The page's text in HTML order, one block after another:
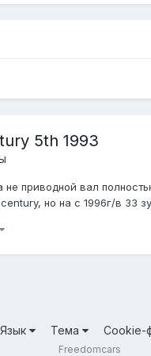
5th 1993
приводной вал
но на с 1996г/в 33
Язык Тема Cookie-
Freedomcars